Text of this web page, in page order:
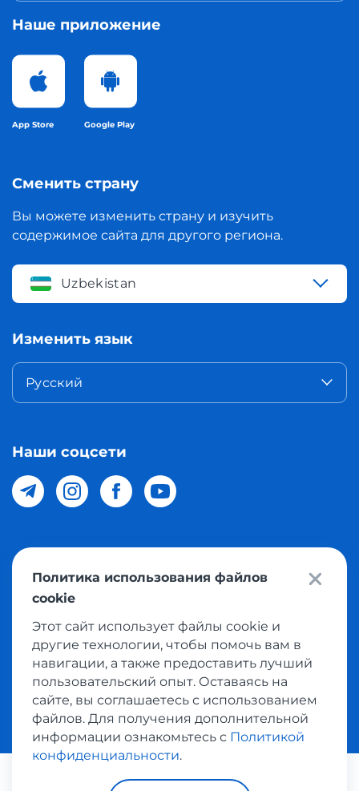
Наше приложение
App Store Google Play
Сменить страну
Вы можете изменить страну и изучить
содержимое сайта для другого региона.
Uzbekistan
Изменить язык
Русский
Наши соцсети
© 2026 Meest Shopping доставка покупок с интернет
магазинов мира в Узбекистан. Все права защищены
Политика конфиденциальности
Условия использования сервисом выкупа товаров
Платежные системы:
Политика использования файлов
cookie
Этот сайт использует файлы cookie и
другие технологии, чтобы помочь вам в
навигации, а также предоставить лучший
пользовательский опыт. Оставаясь на
сайте, вы соглашаетесь с использованием
файлов. Для получения дополнительной
информации ознакомьтесь с Политикой
конфиденциальности.